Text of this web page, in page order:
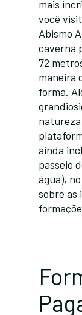
mais
você
Abismo
caverna
72
maneira
forma.
ainda
passeio
água),
sobre as